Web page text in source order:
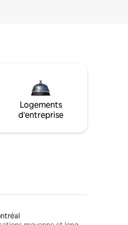
Logements
d'entreprise